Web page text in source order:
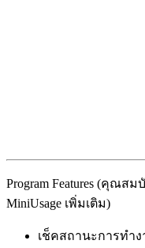
Program Features (คุณ
MiniUsage เพิ่มเติม)
เช็คสถานะการทำง